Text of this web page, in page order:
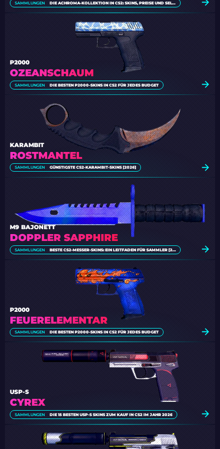
SAMMLUNGEN DIE ACHROMA-KOLLEKTION IN CS2: SKINS, PREISE UND SELTENHEITSSTUFEN
OZEANSCHAUM
P2000
SAMMLUNGEN DIE BESTEN P2000-SKINS IN CS2 FÜR JEDES BUDGET
ROSTMANTEL
KARAMBIT
SAMMLUNGEN GÜNSTIGSTE CS2-KARAMBIT-SKINS [2026]
DOPPLER SAPPHIRE
M9 BAJONETT
SAMMLUNGEN BESTE CS2-MESSER-SKINS: EIN LEITFADEN FÜR SAMMLER [2026]
FEUERELEMENTAR
P2000
SAMMLUNGEN DIE BESTEN P2000-SKINS IN CS2 FÜR JEDES BUDGET
CYREX
USP-S
SAMMLUNGEN DIE 15 BESTEN USP-S SKINS ZUM KAUF IN CS2 IM JAHR 2026